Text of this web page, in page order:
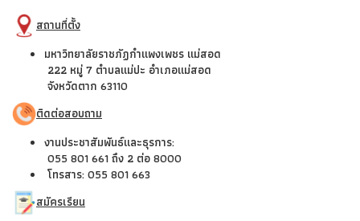
สถานที่ตั้ง
มหาวิทยาลัยราชภัฏกำแพงเพชร แม่สอด
222 หมู่ 7 ตำบลแม่ปะ อำเภอแม่สอด
จังหวัดตาก 63110
ติดต่อสอบถาม
งานประชาสัมพันธ์และธุรการ:
055 801 661 ถึง 2 ต่อ 8000
โทรสาร: 055 801 663
สมัครเรียน